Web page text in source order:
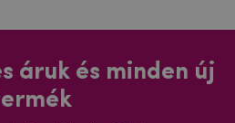
áruk és minden új